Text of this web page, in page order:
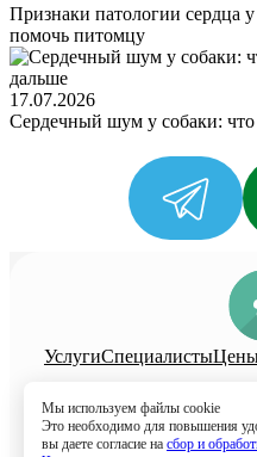
Признаки патологии сердца
помочь питомцу
17.07.2026
Сердечный шум у собаки: что
Мы используем файлы cookie
Это необходимо для повышения
вы даете согласие на сбор и
УслугиСпециалисты
Согласие на